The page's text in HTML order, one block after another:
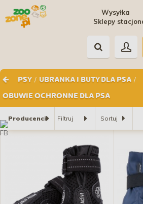
Wysyłka
Sklepy
PSY / UBRANKA I BUTY DLA PSA /
OBUWIE OCHRONNE DLA PSA